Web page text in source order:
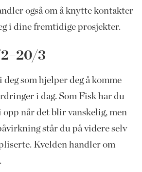
også om å knytte kontakter
i dine fremtidige prosjekter.
3
deg som hjelper deg å komme
i dag. Som Fisk har du
opp når det blir vanskelig, men
står du på videre selv
Kvelden handler om